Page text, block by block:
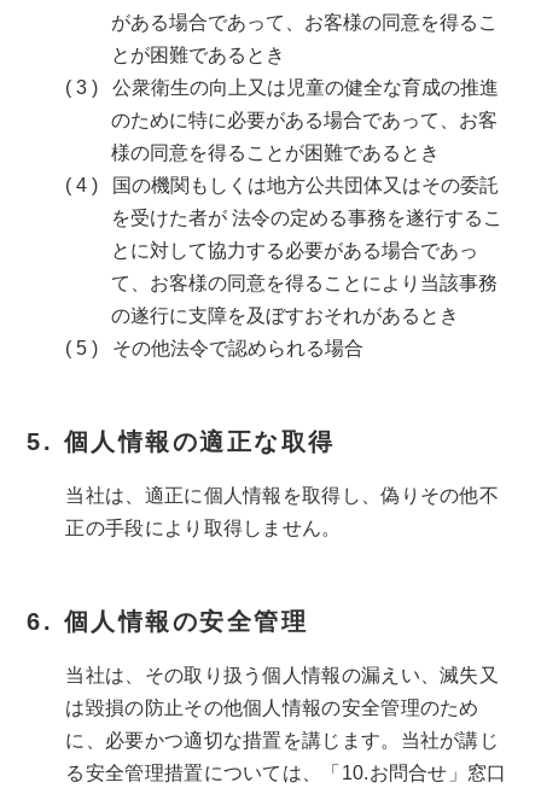
がある場合であって、お客様の同意を得るこ
とが困難であるとき
公衆衛生の向上又は児童の健全な育成の推進
のために特に必要がある場合であって、お客
様の同意を得ることが困難であるとき
国の機関もしくは地方公共団体又はその委託
を受けた者が 法令の定める事務を遂行するこ
とに対して協力する必要がある場合であっ
て、お客様の同意を得ることにより当該事務
の遂行に支障を及ぼすおそれがあるとき
その他法令で認められる場合
個人情報の適正な取得
当社は、適正に個人情報を取得し、偽りその他不
正の手段により取得しません。
個人情報の安全管理
当社は、その取り扱う個人情報の漏えい、滅失又
は毀損の防止その他個人情報の安全管理のため
に、必要かつ適切な措置を講じます。当社が講じ
る安全管理措置については、「10.お問合せ」窓口